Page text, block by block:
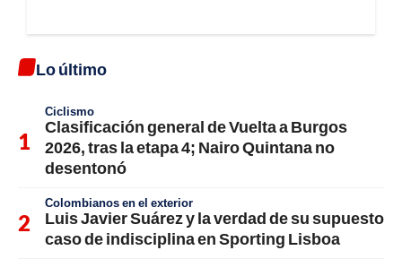
Lo último
Ciclismo
Clasificación general de Vuelta a Burgos
2026, tras la etapa 4; Nairo Quintana no
desentonó
Colombianos en el exterior
Luis Javier Suárez y la verdad de su supuesto
caso de indisciplina en Sporting Lisboa